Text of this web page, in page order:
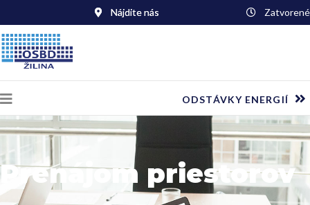
Nájdite nás Zatvorené
ODSTÁVKY ENERGIÍ
Prenájom priestorov